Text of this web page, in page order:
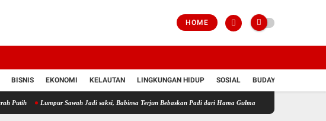
HOME
BISNIS EKONOMI KELAUTAN LINGKUNGAN HIDUP SOSIAL BUDAYA
Lumpur Sawah Jadi saksi, Babinsa Terjun Bebaskan Padi dari Hama Gulma Perkuat Ketahanan Pangan